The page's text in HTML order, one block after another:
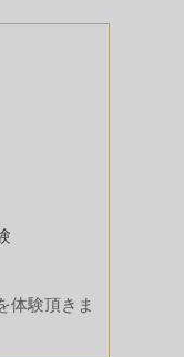
体験頂きま